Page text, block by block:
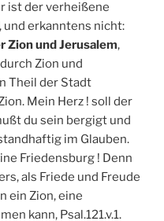
ist der verheißene
und erkanntens nicht:
Zion und Jerusalem,
Zion und
Theil der Stadt
Mein Herz ! soll der
du sein bergigt und
im Glauben.
Friedensburg ! Denn
als Friede und Freude
ein Zion, eine
kann, Psal.121.v.1.